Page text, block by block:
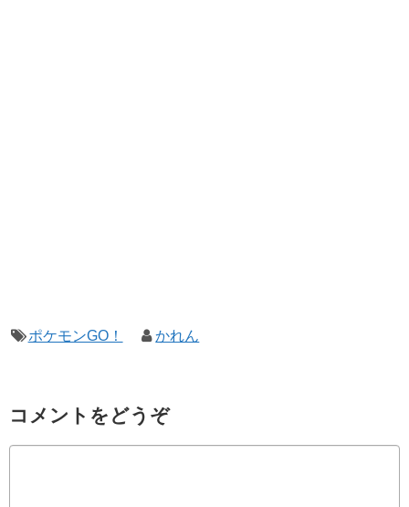
ポケモンGO！ かれん
コメントをどうぞ